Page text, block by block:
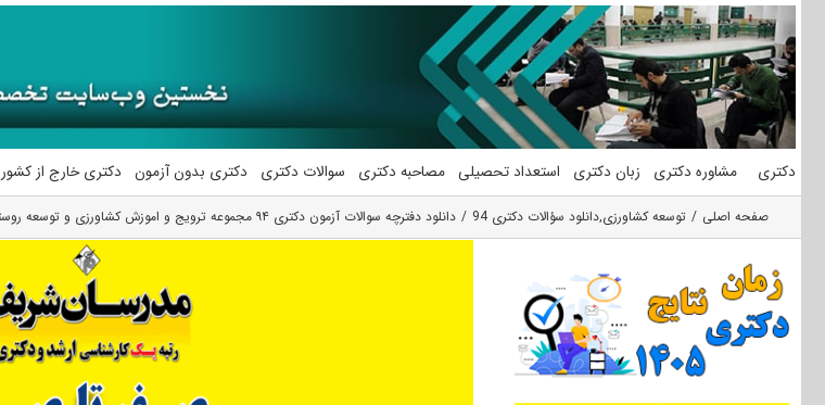
محتوا
دکتری مشاوره دکتری زبان دکتری استعداد تحصیلی مصاحبه دکتری سوالات دکتری دکتری بدون آزمون دکتری خارج از کشور
صفحه اصلی توسعه کشاورزی,دانلود سؤالات دکتری 94 دانلود دفترچه سوالات آزمون دکتری ۹۴ مجموعه ترویج و اموزش کشاورزی و توسعه روستایی (۲) کد ۲۴۳۸